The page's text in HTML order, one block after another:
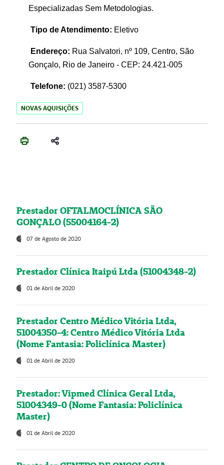
Especializadas Sem Metodologias.
Tipo de Atendimento: Eletivo
Endereço: Rua Salvatori, nº 109, Centro, São
Gonçalo, Rio de Janeiro - CEP: 24.421-005
Telefone: (021) 3587-5300
NOVAS AQUISIÇÕES
Prestador OFTALMOCLÍNICA SÃO
GONÇALO (55004164-2)
07 de Agosto de 2020
Prestador Clínica Itaipú Ltda (51004348-2)
01 de Abril de 2020
Prestador Centro Médico Vitória Ltda,
51004350-4: Centro Médico Vitória Ltda
(Nome Fantasia: Policlínica Master)
01 de Abril de 2020
Prestador: Vipmed Clínica Geral Ltda,
51004349-0 (Nome Fantasia: Policlínica
Master)
01 de Abril de 2020